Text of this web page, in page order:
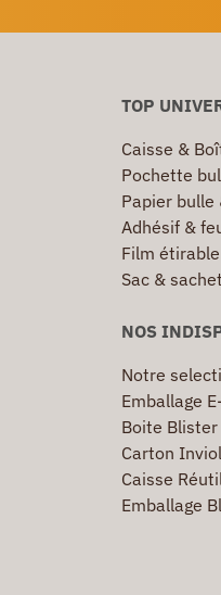
TOP
Caisse &
Pochette
Papier bulle
Adhésif &
Film
Sac & sachet
NOS
Notre
Emballage
Boite Blister
Carton
Caisse
Emballage